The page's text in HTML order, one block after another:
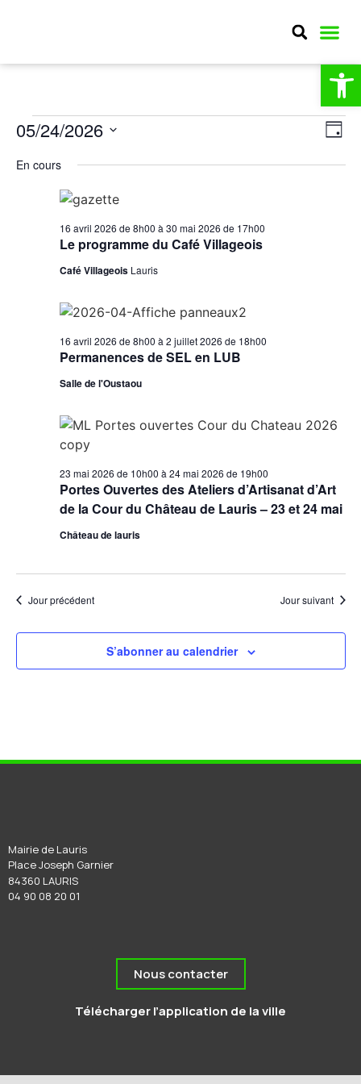
Jour
05/24/2026
une
date.
En cours
Le programme du Café Villageois
16 avril 2026 de 8h00 à 30 mai 2026 de 17h00
Café Villageois Lauris
Permanences de SEL en LUB
16 avril 2026 de 8h00 à 2 juillet 2026 de 18h00
Salle de l'Oustaou
Portes Ouvertes des Ateliers d’Artisanat d’Art
de la Cour du Château de Lauris – 23 et 24 mai
23 mai 2026 de 10h00 à 24 mai 2026 de 19h00
Château de lauris
Jour précédent Jour suivant
S’abonner au calendrier
Mairie de Lauris
Place Joseph Garnier
84360 LAURIS
04 90 08 20 01
Nous contacter
Télécharger l’application de la ville